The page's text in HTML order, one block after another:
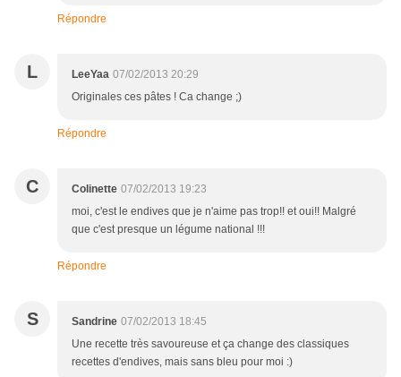
Répondre
L LeeYaa 07/02/2013 20:29
Originales ces pâtes ! Ca change ;)
Répondre
C Colinette 07/02/2013 19:23
moi, c'est le endives que je n'aime pas trop!! et oui!! Malgré
que c'est presque un légume national !!!
Répondre
S Sandrine 07/02/2013 18:45
Une recette très savoureuse et ça change des classiques
recettes d'endives, mais sans bleu pour moi :)